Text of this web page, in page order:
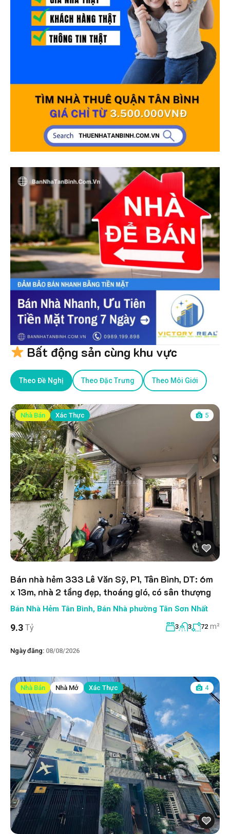
Bất động sản cùng khu vực
Theo Đề Nghị Theo Đặc Trưng Theo Môi Giới
Nhà Bán Xác Thực 5
Bán nhà hẻm 333 Lê Văn Sỹ, P1, Tân Bình, DT: 6m
x 13m, nhà 2 tầng đẹp, thoáng gió, có sân thượng
Bán Nhà Hẻm Tân Bình, Bán Nhà phường Tân Sơn Nhất
9.3 Tỷ 3 3 72 m²
Ngày đăng: 08/08/2026
Nhà Bán Nhà Mở Xác Thực 4